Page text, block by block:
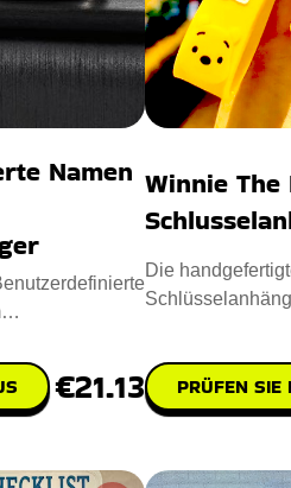
Namen
€21.13
Winnie The
Die
PRÜFEN SIE